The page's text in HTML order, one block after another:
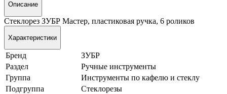
Описание
Стеклорез ЗУБР Мастер, пластиковая ручка, 6 роликов
Характеристики
Бренд
ЗУБР
Раздел
Ручные инструменты
Группа
Инструменты по кафелю и стеклу
Подгруппа
Стеклорезы